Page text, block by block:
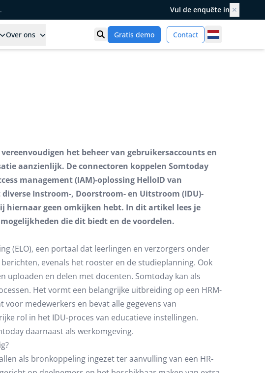
Vul de enquête in ✕
Over ons Toon zoek
Gratis demo Contact Netherlands
het beheer van gebruikersaccounts en
aanzienlijk. De connectoren koppelen Somtoday
management (IAM)-oplossing HelloID van
Instroom-, Doorstroom- en Uitstroom (IDU)-
hiernaar geen omkijken hebt. In dit artikel lees je
die dit biedt en de voordelen.
(ELO), een portaal dat leerlingen en verzorgers onder
evenals het rooster en de studieplanning. Ook
uploaden en delen met docenten. Somtoday kan als
Het vormt een belangrijke uitbreiding op een HRM-
medewerkers en bevat alle gegevens van
rol in het IDU-proces van educatieve instellingen.
daarnaast als werkomgeving.
als bronkoppeling ingezet ter aanvulling van een HR-